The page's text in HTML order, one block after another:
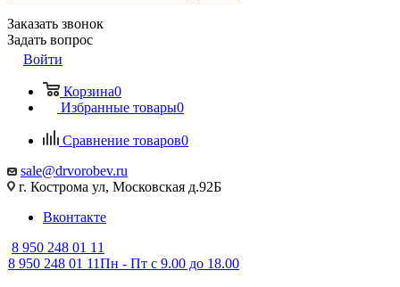
Заказать звонок
Задать вопрос
Войти
Корзина0
Избранные товары0
Сравнение товаров0
sale@drvorobev.ru
г. Кострома ул, Московская д.92Б
Вконтакте
8 950 248 01 11
8 950 248 01 11Пн - Пт с 9.00 до 18.00